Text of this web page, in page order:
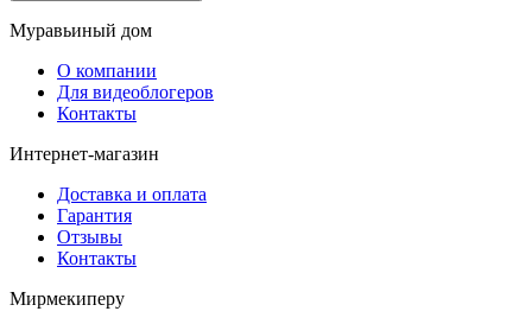
Муравьиный дом
О компании
Для видеоблогеров
Контакты
Интернет-магазин
Доставка и оплата
Гарантия
Отзывы
Контакты
Мирмекиперу